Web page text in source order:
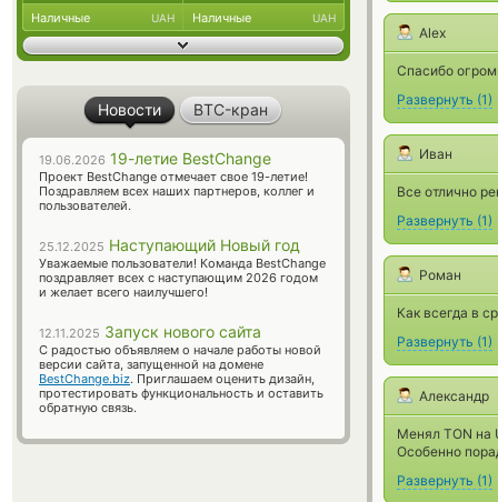
Alex
Спасибо
Развернуть (1)
Иван
Все отлично
Развернуть (1)
Роман
Как всегда в
Развернуть (1)
Александр
Менял TON на
Особенно
Развернуть (1)
Наличные UAH Наличные UAH
Новости BTC-кран
19.06.2026 19-летие BestChange
Проект BestChange отмечает свое 19-летие!
Поздравляем всех наших партнеров, коллег и
пользователей.
25.12.2025 Наступающий Новый год
Уважаемые пользователи! Команда BestChange
поздравляет всех с наступающим 2026 годом
и желает всего наилучшего!
12.11.2025 Запуск нового сайта
С радостью объявляем о начале работы новой
версии сайта, запущенной на домене
BestChange.biz. Приглашаем оценить дизайн,
протестировать функциональность и оставить
обратную связь.